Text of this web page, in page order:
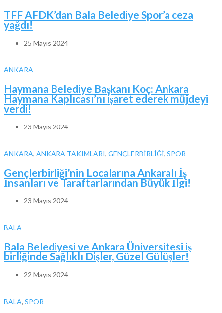
TFF AFDK’dan Bala Belediye Spor’a ceza
yağdı!
25 Mayıs 2024
ANKARA
Haymana Belediye Başkanı Koç: Ankara
Haymana Kaplıcası’nı işaret ederek müjdeyi
verdi!
23 Mayıs 2024
ANKARA, ANKARA TAKIMLARI, GENÇLERBİRLİĞİ, SPOR
Gençlerbirliği’nin Localarına Ankaralı İş
İnsanları ve Taraftarlarından Büyük İlgi!
23 Mayıs 2024
BALA
Bala Belediyesi ve Ankara Üniversitesi iş
birliğinde Sağlıklı Dişler, Güzel Gülüşler!
22 Mayıs 2024
BALA, SPOR